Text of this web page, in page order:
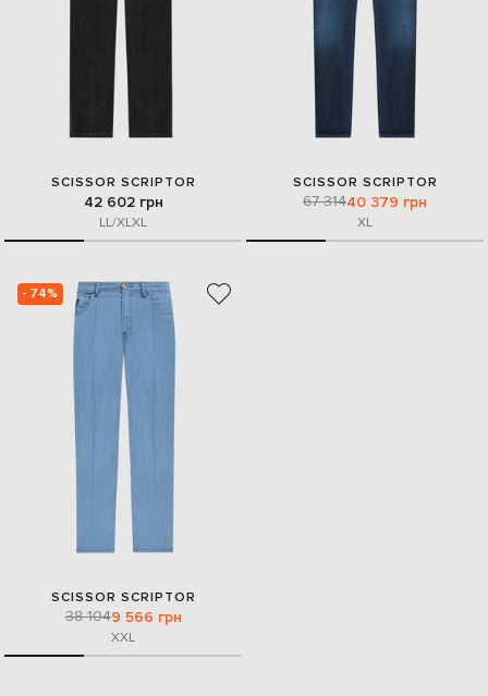
SCISSOR SCRIPTOR
42 602 грн
LL/XLXL
SCISSOR SCRIPTOR
67 31440 379 грн
XL
- 74%
SCISSOR SCRIPTOR
38 1049 566 грн
XXL